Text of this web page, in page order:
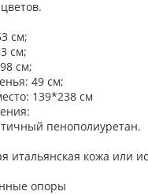
см;
см;
см;
49 см;
139*238 см
пенополиуретан.
итальянская кожа или
опоры